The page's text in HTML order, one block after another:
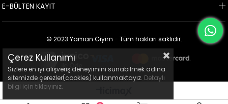
E-BÜLTEN KAYIT
© 2023 Yaman Giyim - Tüm hakları saklıdır.
Çerez Kullanımı
Sizlere en iyi alışveriş deneyimini sunabilmek adına
sitemizde çerezler(cookies) kullanmaktayız. Detaylı
bilgi için tıklayınız.